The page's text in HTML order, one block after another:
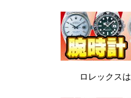
ロレックスは